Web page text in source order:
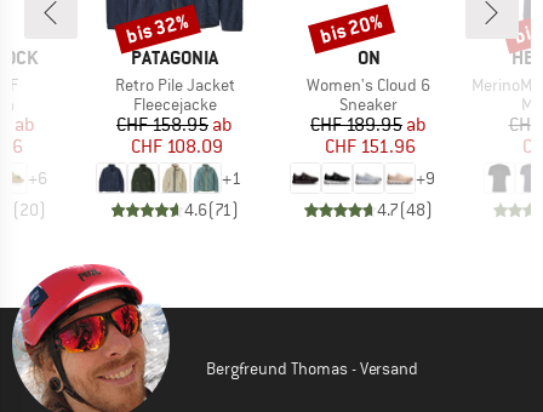
Preis
ab
+6
(20)
MARKE
PATAGONIA
Artikel
Retro Pile Jacket
Produktgruppe
Fleecejacke
Preis
CHF 158.95reduzierter Preis
ab
CHF 108.09
+1
4.6(71)
Rabatt
bis 32%
MARKE
ON
Artikel
Women's Cloud 6
Produktgruppe
Sneaker
Preis
CHF 189.95reduzierter Preis
ab
CHF 151.96
+9
4.7(48)
Rabatt
bis 20%
Artikel
MerinoMix150
Bergfreund Thomas - Versand